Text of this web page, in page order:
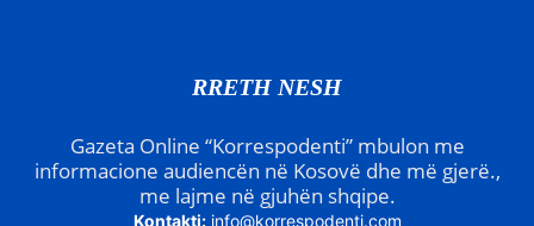
RRETH NESH
Gazeta Online “Korrespodenti” mbulon me
informacione audiencën në Kosovë dhe më gjerë.,
me lajme në gjuhën shqipe.
Kontakti: info@korrespodenti.com